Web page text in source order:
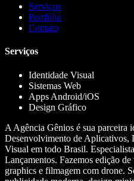
Serviços
Portfólio
Contato
Serviços
Identidade Visual
Sistemas Web
Apps Android/iOS
Design Gráfico
A Agência Gênios é sua parceira
Desenvolvimento de Aplicativos,
Visual em todo Brasil.
Lançamentos. Fazemos edição
graphics e filmagem com drone.